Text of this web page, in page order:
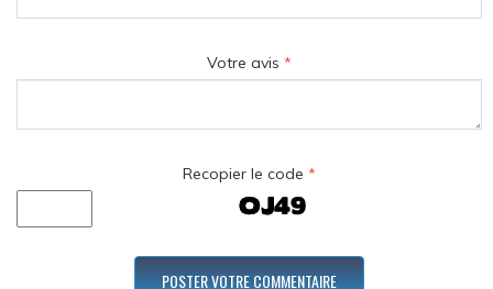
Votre avis *
Recopier le code *